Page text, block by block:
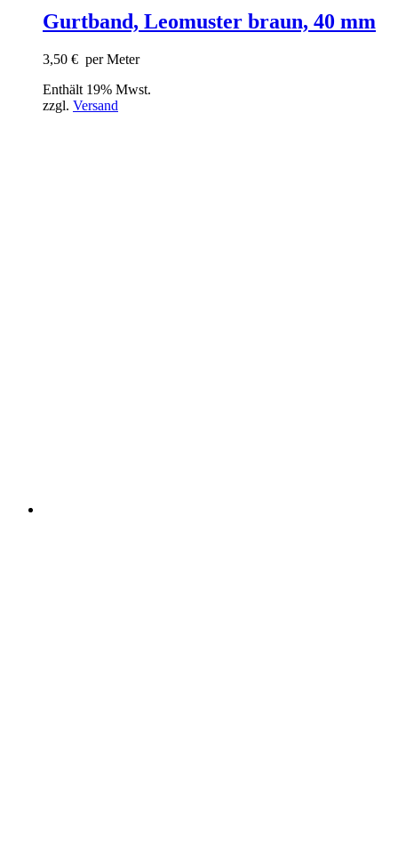
Gurtband, Leomuster braun, 40 mm
3,50 € per Meter
Enthält 19% Mwst.
zzgl. Versand